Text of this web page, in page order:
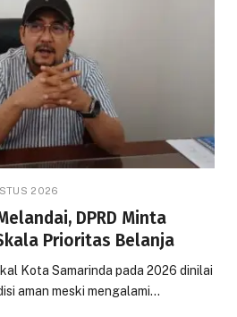
2026
DPRD Minta
Prioritas Belanja
Kota Samarinda pada 2026 dinilai
aman meski mengalami…